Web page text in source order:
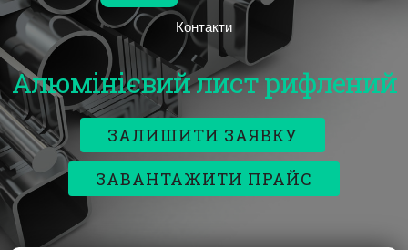
Контакти
Алюмінієвий лист рифлений
ЗАЛИШИТИ ЗАЯВКУ
ЗАВАНТАЖИТИ ПРАЙС